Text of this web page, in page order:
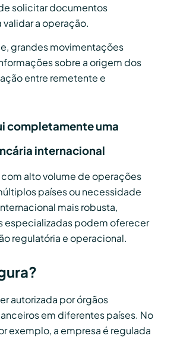
solicitar documentos
a operação.
grandes movimentações
sobre a origem dos
entre remetente e
completamente uma
internacional
com alto volume de operações
países ou necessidade
mais robusta,
especializadas podem oferecer
regulatória e operacional.
autorizada por órgãos
em diferentes países. No
exemplo, a empresa é regulada